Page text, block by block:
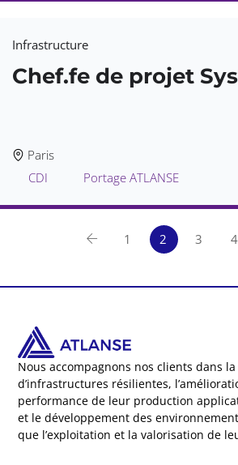
Infrastructure
Chef.fe de projet
Paris
CDI
Portage ATLANSE
1 2 3 4
Nous accompagnons nos clients dans
d’infrastructures résilientes,
performance de leur production
et le développement des
que l’exploitation et la valorisation de